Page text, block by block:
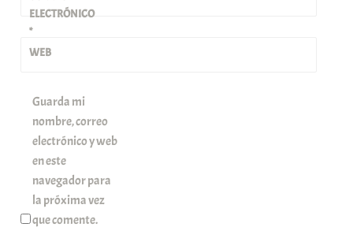
ELECTRÓNICO
*
WEB
Guarda mi
nombre, correo
electrónico y web
en este
navegador para
la próxima vez
que comente.